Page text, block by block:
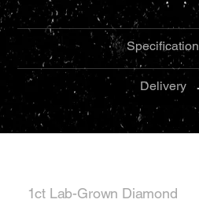
1ct Lab-Grown Diamond
Specification
Delivery